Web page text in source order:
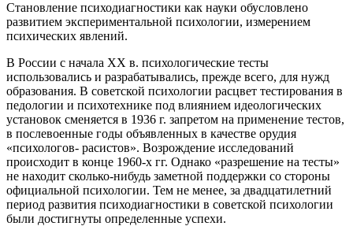
Становление психодиагностики как науки обусловлено
развитием экспериментальной психологии, измерением
психических явлений.
В России с начала XX в. психологические тесты
использовались и разрабатывались, прежде всего, для нужд
образования. В советской психологии расцвет тестирования в
педологии и психотехнике под влиянием идеологических
установок сменяется в 1936 г. запретом на применение тестов,
в послевоенные годы объявленных в качестве орудия
«психологов- расистов». Возрождение исследований
происходит в конце 1960-х гг. Однако «разрешение на тесты»
не находит сколько-нибудь заметной поддержки со стороны
официальной психологии. Тем не менее, за двадцатилетний
период развития психодиагностики в советской психологии
были достигнуты определенные успехи.